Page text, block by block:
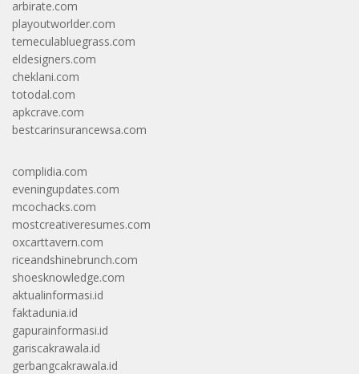
arbirate.com
playoutworlder.com
temeculabluegrass.com
eldesigners.com
cheklani.com
totodal.com
apkcrave.com
bestcarinsurancewsa.com
complidia.com
eveningupdates.com
mcochacks.com
mostcreativeresumes.com
oxcarttavern.com
riceandshinebrunch.com
shoesknowledge.com
aktualinformasi.id
faktadunia.id
gapurainformasi.id
gariscakrawala.id
gerbangcakrawala.id